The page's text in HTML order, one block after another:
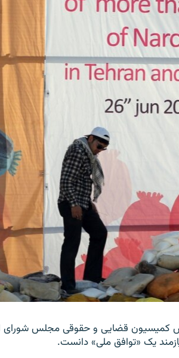
کمیسیون قضایی و حقوقی مجلس شورای
یک «توافق ملی» دانست.